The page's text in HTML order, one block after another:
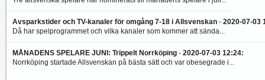
Avsparkstider och TV-kanaler för omgång 7-18 i Allsvenskan - 2020-07-03
Då har spelprogrammet och vilka kanaler som kommer att sända...
MÅNADENS SPELARE JUNI: Trippelt Norrköping - 2020-07-03 12:24:
Norrköping startade Allsvenskan på bästa sätt och var obesegrade i...